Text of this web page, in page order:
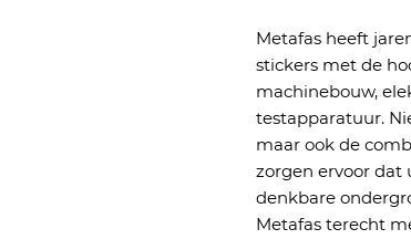
Metafas heeft
stickers met de
machinebouw,
testapparatuur.
maar ook de
zorgen ervoor dat
denkbare
Metafas terecht